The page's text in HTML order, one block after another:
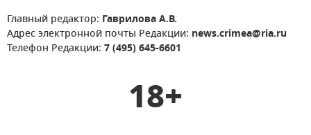
Главный редактор: Гаврилова А.В.
Адрес электронной почты Редакции: news.crimea@ria.ru
Телефон Редакции: 7 (495) 645-6601
18+